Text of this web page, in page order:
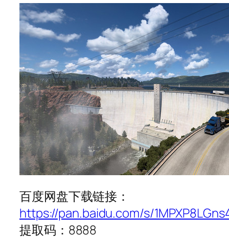
百度网盘下载链接：
https://pan.baidu.com/s/
提取码：8888